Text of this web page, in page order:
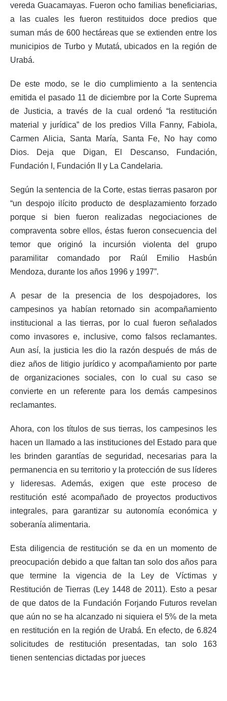
vereda Guacamayas. Fueron ocho familias beneficiarias,
a las cuales les fueron restituidos doce predios que
suman más de 600 hectáreas que se extienden entre los
municipios de Turbo y Mutatá, ubicados en la región de
Urabá.
De este modo, se le dio cumplimiento a la sentencia
emitida el pasado 11 de diciembre por la Corte Suprema
de Justicia, a través de la cual ordenó “la restitución
material y jurídica” de los predios Villa Fanny, Fabiola,
Carmen Alicia, Santa María, Santa Fe, No hay como
Dios. Deja que Digan, El Descanso, Fundación,
Fundación I, Fundación II y La Candelaria.
Según la sentencia de la Corte, estas tierras pasaron por
“un despojo ilícito producto de desplazamiento forzado
porque si bien fueron realizadas negociaciones de
compraventa sobre ellos, éstas fueron consecuencia del
temor que originó la incursión violenta del grupo
paramilitar comandado por Raúl Emilio Hasbún
Mendoza, durante los años 1996 y 1997”.
A pesar de la presencia de los despojadores, los
campesinos ya habían retornado sin acompañamiento
institucional a las tierras, por lo cual fueron señalados
como invasores e, inclusive, como falsos reclamantes.
Aun así, la justicia les dio la razón después de más de
diez años de litigio jurídico y acompañamiento por parte
de organizaciones sociales, con lo cual su caso se
convierte en un referente para los demás campesinos
reclamantes.
Ahora, con los títulos de sus tierras, los campesinos les
hacen un llamado a las instituciones del Estado para que
les brinden garantías de seguridad, necesarias para la
permanencia en su territorio y la protección de sus líderes
y lideresas. Además, exigen que este proceso de
restitución esté acompañado de proyectos productivos
integrales, para garantizar su autonomía económica y
soberanía alimentaria.
Esta diligencia de restitución se da en un momento de
preocupación debido a que faltan tan solo dos años para
que termine la vigencia de la Ley de Víctimas y
Restitución de Tierras (Ley 1448 de 2011). Esto a pesar
de que datos de la Fundación Forjando Futuros revelan
que aún no se ha alcanzado ni siquiera el 5% de la meta
en restitución en la región de Urabá. En efecto, de 6.824
solicitudes de restitución presentadas, tan solo 163
tienen sentencias dictadas por jueces